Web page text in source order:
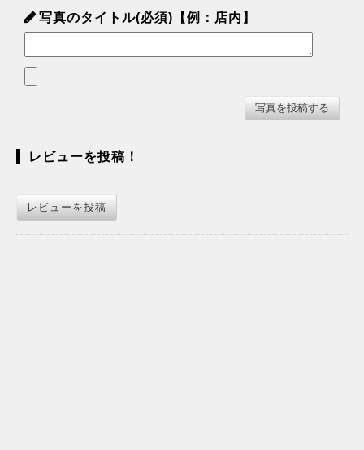
写真のタイトル(必須)【例：店内】
レビューを投稿！
レビューを投稿